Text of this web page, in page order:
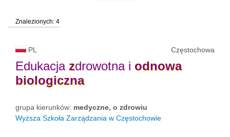
status uczelni
Znalezionych: 4
PL Częstochowa
Edukacja zdrowotna i odnowa
biologiczna
grupa kierunków: medyczne, o zdrowiu
Wyższa Szkoła Zarządzania w Częstochowie